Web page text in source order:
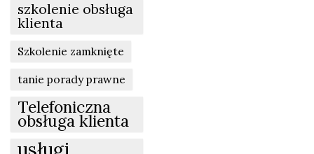
szkolenie obsługa
klienta
Szkolenie zamknięte
tanie porady prawne
Telefoniczna
obsługa klienta